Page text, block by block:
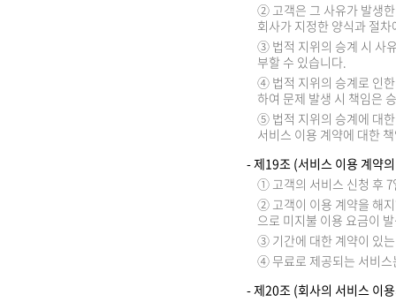
② 고객은 그 사유가 발생
회사가 지정한 양식과 절
③ 법적 지위의 승계 시 사
부할 수 있습니다.
④ 법적 지위의 승계로 인
하여 문제 발생 시 책임은
⑤ 법적 지위의 승계에 대
서비스 이용 계약에 대한
- 제19조 (서비스 이용 계약
① 고객의 서비스 신청 후 7
② 고객이 이용 계약을 해
으로 미지불 이용 요금이
③ 기간에 대한 계약이 있
④ 무료로 제공되는 서비스
- 제20조 (회사의 서비스 이